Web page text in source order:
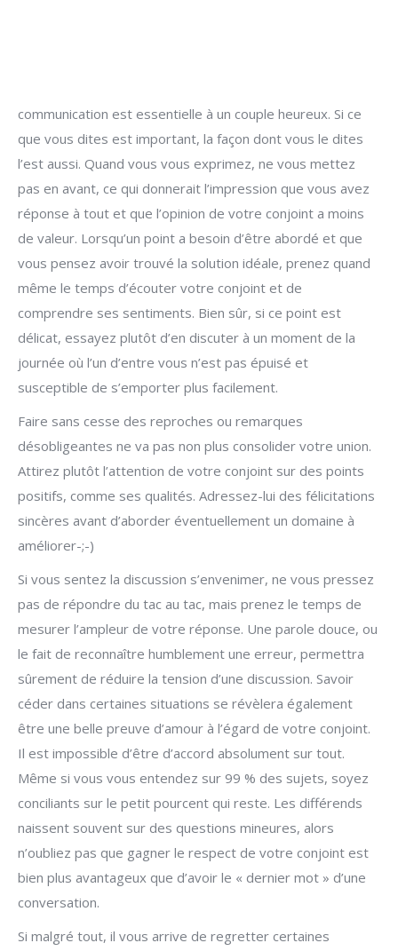
communication est essentielle à un couple heureux. Si ce
que vous dites est important, la façon dont vous le dites
l’est aussi. Quand vous vous exprimez, ne vous mettez
pas en avant, ce qui donnerait l’impression que vous avez
réponse à tout et que l’opinion de votre conjoint a moins
de valeur. Lorsqu’un point a besoin d’être abordé et que
vous pensez avoir trouvé la solution idéale, prenez quand
même le temps d’écouter votre conjoint et de
comprendre ses sentiments. Bien sûr, si ce point est
délicat, essayez plutôt d’en discuter à un moment de la
journée où l’un d’entre vous n’est pas épuisé et
susceptible de s’emporter plus facilement.
Faire sans cesse des reproches ou remarques
désobligeantes ne va pas non plus consolider votre union.
Attirez plutôt l’attention de votre conjoint sur des points
positifs, comme ses qualités. Adressez-lui des félicitations
sincères avant d’aborder éventuellement un domaine à
améliorer-;-)
Si vous sentez la discussion s’envenimer, ne vous pressez
pas de répondre du tac au tac, mais prenez le temps de
mesurer l’ampleur de votre réponse. Une parole douce, ou
le fait de reconnaître humblement une erreur, permettra
sûrement de réduire la tension d’une discussion. Savoir
céder dans certaines situations se révèlera également
être une belle preuve d’amour à l’égard de votre conjoint.
Il est impossible d’être d’accord absolument sur tout.
Même si vous vous entendez sur 99 % des sujets, soyez
conciliants sur le petit pourcent qui reste. Les différends
naissent souvent sur des questions mineures, alors
n’oubliez pas que gagner le respect de votre conjoint est
bien plus avantageux que d’avoir le « dernier mot » d’une
conversation.
Si malgré tout, il vous arrive de regretter certaines